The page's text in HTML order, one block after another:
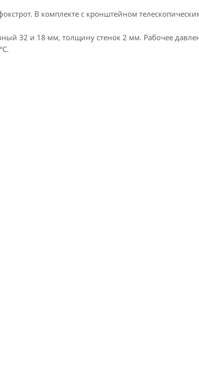
В комплекте с кронштейном
32 и 18 мм, толщину стенок 2 мм. Рабочее